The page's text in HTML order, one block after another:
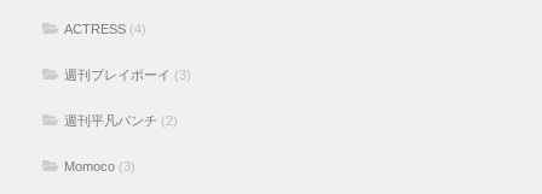
ACTRESS (4)
週刊プレイボーイ (3)
週刊平凡パンチ (2)
Momoco (3)